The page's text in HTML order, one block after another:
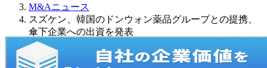
M&Aニュース
スズケン、韓国のドンウォン薬品グループとの提携、
傘下企業への出資を発表